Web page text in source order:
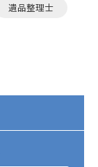
遺品整理士